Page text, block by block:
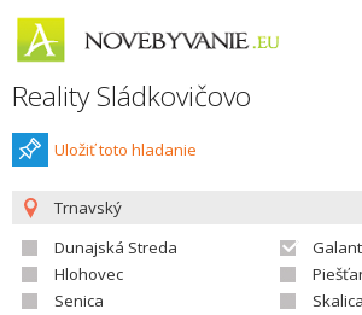
Reality Sládkovičovo
Uložiť toto hladanie
Trnavský
Dunajská Streda
Hlohovec
Senica
Skalica